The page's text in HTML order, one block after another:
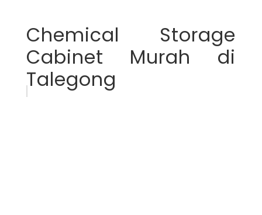
Chemical Storage
Cabinet Murah di
Talegong